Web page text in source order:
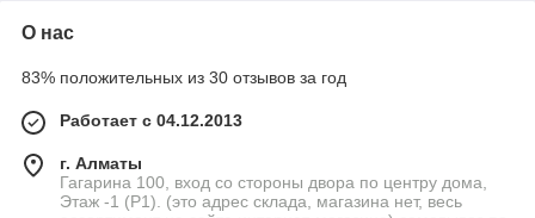
О нас
83% положительных из 30 отзывов за год
Работает с 04.12.2013
г. Алматы
Гагарина 100, вход со стороны двора по центру дома,
Этаж -1 (P1). (это адрес склада, магазина нет, весь